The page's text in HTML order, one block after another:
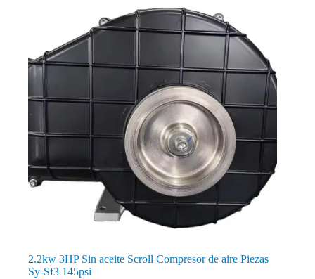
2.2kw 3HP Sin aceite Scroll Compresor de aire Piezas
Sy-Sf3 145psi